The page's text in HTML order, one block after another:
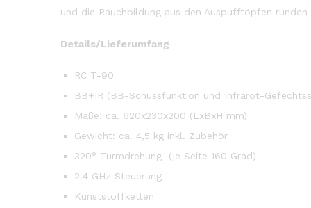
und die Rauchbildung aus den Auspufftöpfen
Details/Lieferumfang
RC T-90
BB+IR (BB-Schussfunktion und Infrarot-
Maße: ca. 620x230x200 (LxBxH mm)
Gewicht: ca. 4,5 kg inkl. Zubehör
320° Turmdrehung (je Seite 160 Grad)
2.4 GHz Steuerung
Kunststoffketten